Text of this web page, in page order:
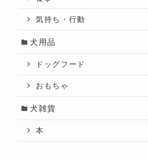
気持ち・行動
犬用品
ドッグフード
おもちゃ
犬雑貨
本